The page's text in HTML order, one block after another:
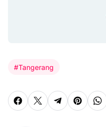
#Tangerang